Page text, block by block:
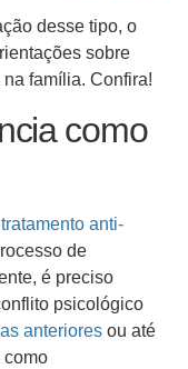
desse tipo, o
sobre
família. Confira!
como
tratamento anti-
de
é preciso
psicológico
anteriores ou até
como